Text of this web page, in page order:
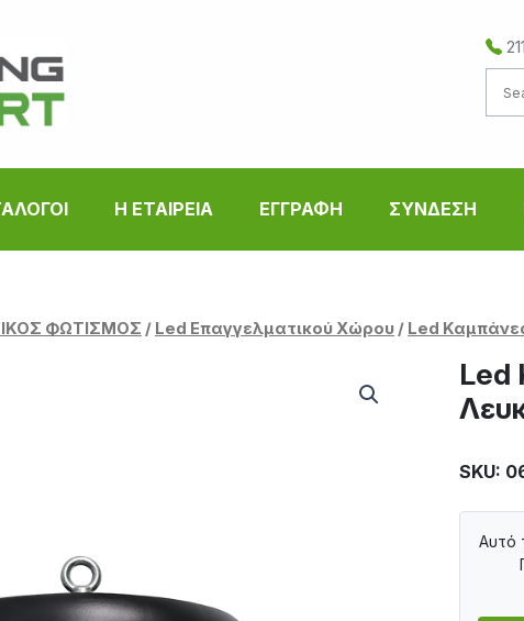
Η ΕΤΑΙΡΕΙΑ ΕΓΓΡΑΦΗ ΣΥΝΔΕΣΗ
ΦΩΤΙΣΜΟΣ / Led Επαγγελματικού Χώρου / Led
Led
SKU:
Αυτό